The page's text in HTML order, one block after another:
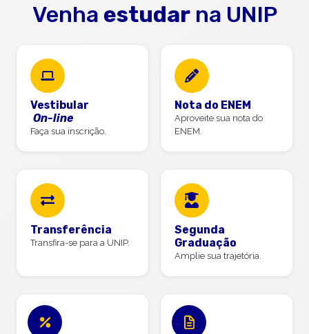
Venha estudarna UNIP
Vestibular
On-line
Faça sua inscrição.
Nota do ENEM
Aproveite sua nota do
ENEM.
Transferência
Transfira-se para a UNIP.
Segunda
Graduação
Amplie sua trajetória.